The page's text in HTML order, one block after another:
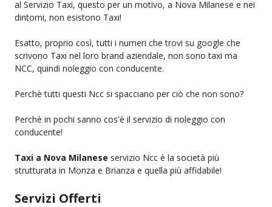
al Servizio Taxi, questo per un motivo, a Nova Milanese e nei
dintorni, non esistono Taxi!
Esatto, proprio così, tutti i numeri che trovi su google che
scrivono Taxi nel loro brand aziendale, non sono taxi ma
NCC, quindi noleggio con conducente.
Perchè tutti questi Ncc si spacciano per ciò che non sono?
Perchè in pochi sanno cos'è il servizio di noleggio con
conducente!
Taxi a Nova Milanese servizio Ncc è la società più
strutturata in Monza e Brianza e quella più affidabile!
Servizi Offerti